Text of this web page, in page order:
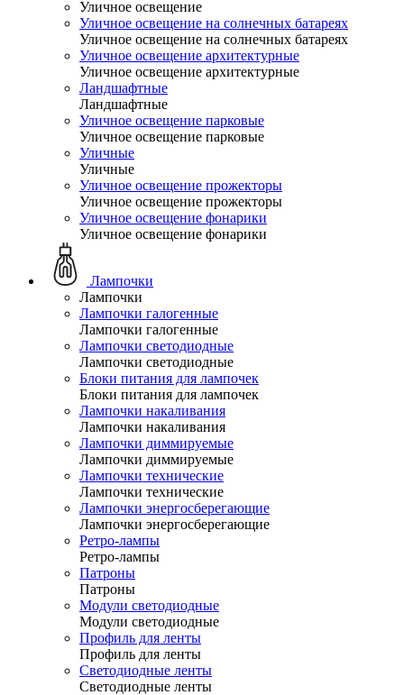
Уличное освещение
Уличное освещение на солнечных батареях
Уличное освещение на солнечных батареях
Уличное освещение архитектурные
Уличное освещение архитектурные
Ландшафтные
Ландшафтные
Уличное освещение парковые
Уличное освещение парковые
Уличные
Уличные
Уличное освещение прожекторы
Уличное освещение прожекторы
Уличное освещение фонарики
Уличное освещение фонарики
Лампочки
Лампочки
Лампочки галогенные
Лампочки галогенные
Лампочки светодиодные
Лампочки светодиодные
Блоки питания для лампочек
Блоки питания для лампочек
Лампочки накаливания
Лампочки накаливания
Лампочки диммируемые
Лампочки диммируемые
Лампочки технические
Лампочки технические
Лампочки энергосберегающие
Лампочки энергосберегающие
Ретро-лампы
Ретро-лампы
Патроны
Патроны
Модули светодиодные
Модули светодиодные
Профиль для ленты
Профиль для ленты
Светодиодные ленты
Светодиодные ленты